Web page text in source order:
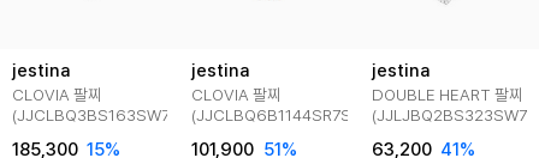
jestina
CLOVIA 팔찌
(JJCLBQ3BS163SW7S0)
185,300 15%
jestina
CLOVIA 팔찌
(JJCLBQ6B1144SR7S0)
101,900 51%
jestina
DOUBLE HEART 팔찌
63,200 41%